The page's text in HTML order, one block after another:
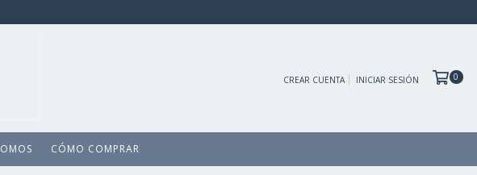
CREAR CUENTA INICIAR SESIÓN 0
CÓMO COMPRAR